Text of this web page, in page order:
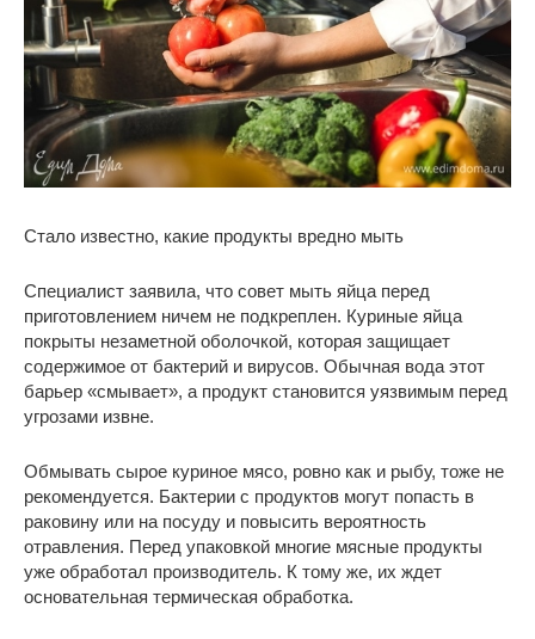
Стало известно, какие продукты вредно мыть
Специалист заявила, что совет мыть яйца перед
приготовлением ничем не подкреплен. Куриные яйца
покрыты незаметной оболочкой, которая защищает
содержимое от бактерий и вирусов. Обычная вода этот
барьер «смывает», а продукт становится уязвимым перед
угрозами извне.
Обмывать сырое куриное мясо, ровно как и рыбу, тоже не
рекомендуется. Бактерии с продуктов могут попасть в
раковину или на посуду и повысить вероятность
отравления. Перед упаковкой многие мясные продукты
уже обработал производитель. К тому же, их ждет
основательная термическая обработка.